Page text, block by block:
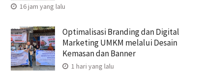
16 jam yang lalu
Optimalisasi Branding dan Digital
Marketing UMKM melalui Desain
Kemasan dan Banner
1 hari yang lalu